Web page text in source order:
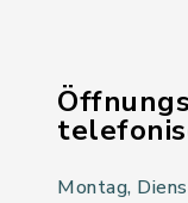
Montag,